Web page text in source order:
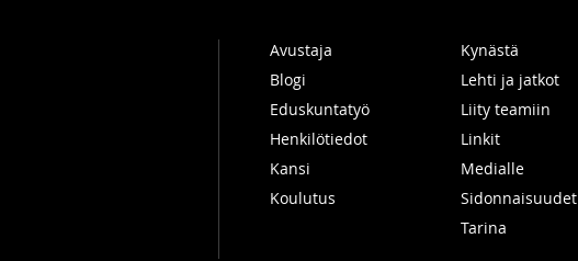
Avustaja
Blogi
Eduskuntatyö
Henkilötiedot
Kansi
Koulutus
Kynästä
Lehti ja jatkot
Liity teamiin
Linkit
Medialle
Sidonnaisuudet
Tarina